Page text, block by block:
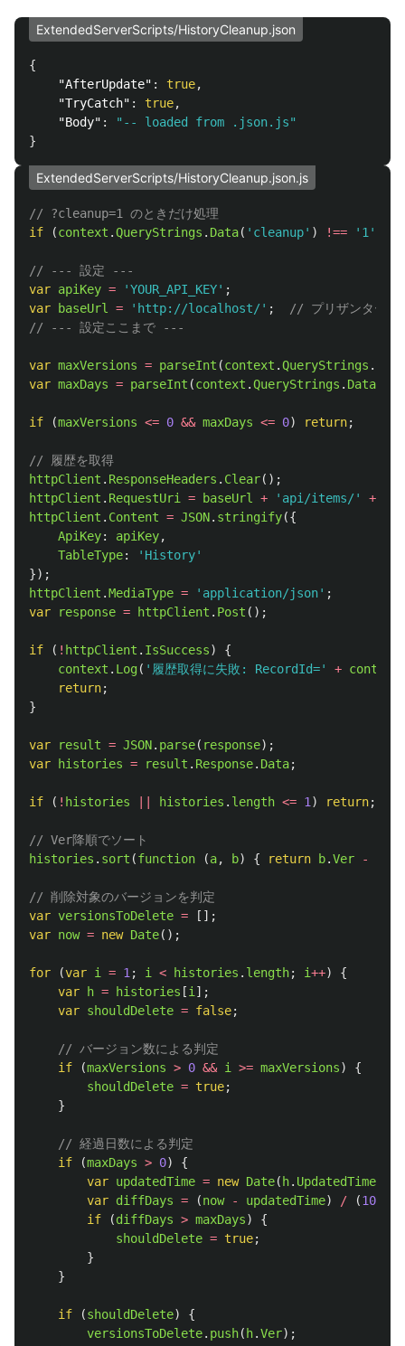
ExtendedServerScripts/HistoryCleanup.json
{
"AfterUpdate" : true,
"TryCatch" : true,
"Body" :
"-- loaded from .json.js"
}
ExtendedServerScripts/HistoryCleanup.json.js
// ?cleanup=1 のときだけ処理
if
(context .QueryStrings . Data( ' cleanup' ) !== ' 1 '
// --- 設定 ---
var apiKey = 'YOUR_API_KEY' ;
var
baseUrl = ' http://localhost/' ;
// プリザンターの
// --- 設定ここまで ---
var maxVersions = parseInt (context .QueryStrings .
var maxDays = parseInt (context .QueryStrings . Data
if (maxVersions <= 0 && maxDays <= 0) return;
// 履歴を取得
httpClient . ResponseHeaders . Clear();
httpClient . RequestUri = baseUrl + ' api/items/' +
httpClient . Content = JSON. stringify({
ApiKey: apiKey,
TableType: ' History'
});
httpClient .MediaType = ' application/json' ;
var
response = httpClient . Post ();
if ( ! httpClient . IsSuccess)
{
context . Log( ' 履歴取得に失敗: RecordId=' + context
return;
}
var result = JSON. parse( response);
var
histories = result . Response. Data;
if ( ! histories histories . length <= 1 ) return;
// Ver降順でソート
histories . sort (function (a, b) { return b.Ver -
// 削除対象のバージョンを判定
var versionsToDelete =
[];
var now = new Date();
for (var i = 1 ; i < histories . length; i++)
{
var
h = histories [i ];
var shouldDelete = false;
// バージョン数による判定
if
(maxVersions > 0 && i >= maxVersions)
{
shouldDelete = true;
}
// 経過日数による判定
if
(maxDays > 0)
{
var updatedTime = new Date( h. UpdatedTime
var diffDays = (now - updatedTime) / (1000
if
(diffDays > maxDays)
{
shouldDelete = true;
}
}
if (shouldDelete)
{
versionsToDelete. push( h.Ver);